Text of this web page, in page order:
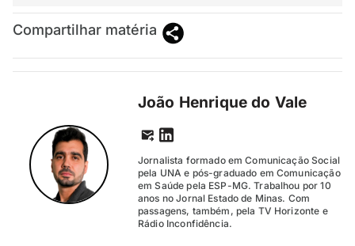
Compartilhar matéria
João Henrique do Vale
Jornalista formado em Comunicação Social
pela UNA e pós-graduado em Comunicação
em Saúde pela ESP-MG. Trabalhou por 10
anos no Jornal Estado de Minas. Com
passagens, também, pela TV Horizonte e
Rádio Inconfidência.